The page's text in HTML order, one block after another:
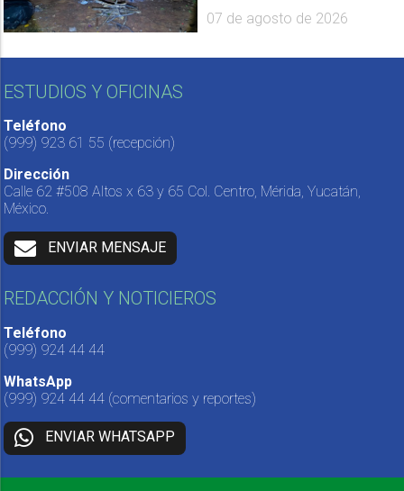
07 de agosto de 2026
ESTUDIOS Y OFICINAS
Teléfono
(999) 923 61 55 (recepción)
Dirección
Calle 62 #508 Altos x 63 y 65 Col. Centro, Mérida, Yucatán,
México.
ENVIAR MENSAJE
REDACCIÓN Y NOTICIEROS
Teléfono
(999) 924 44 44
WhatsApp
(999) 924 44 44 (comentarios y reportes)
ENVIAR WHATSAPP